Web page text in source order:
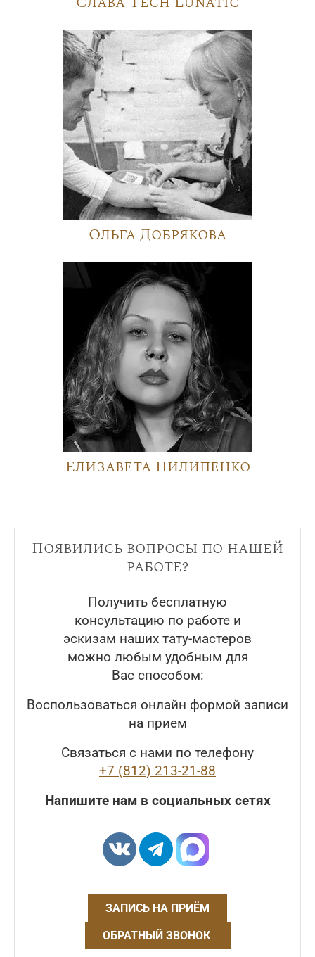
Ольга Добрякова
Елизавета Пилипенко
Появились вопросы по нашей
работе?
Получить бесплатную
консультацию по работе и
эскизам наших тату-мастеров
можно любым удобным для
Вас способом:
Воспользоваться онлайн формой записи
на прием
Связаться с нами по телефону
+7 (812) 213-21-88
Напишите нам в социальных сетях
ЗАПИСЬ НА ПРИЁМ
ОБРАТНЫЙ ЗВОНОК